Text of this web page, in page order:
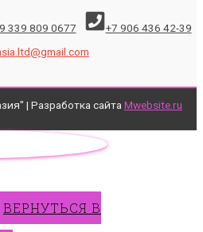
339 809 0677
+7 906 436 42-39
| Разработка сайтаMwebsite.ru
ВЕРНУТЬСЯ В